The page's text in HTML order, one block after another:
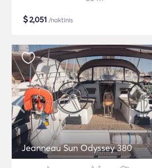
$2,051 /naktinis
Jeanneau Sun Odyssey 380